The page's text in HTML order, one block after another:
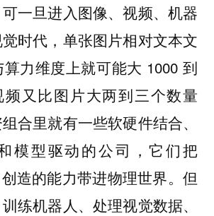
一旦进入图像、视频、机器
时代，单张图片相对文本文
力维度上就可能大 1000 到
频又比图片大两到三个数量
合里就有一些软硬件结合、
模型驱动的公司，它们把
造的能力带进物理世界。但
练机器人、处理视觉数据、